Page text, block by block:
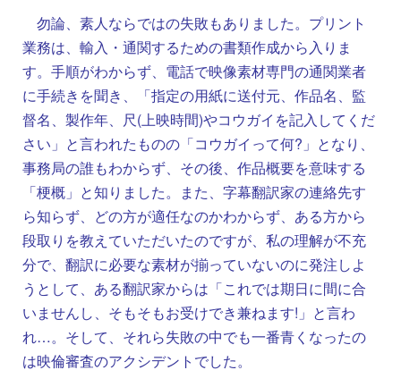
勿論、素人ならではの失敗もありました。プリント
業務は、輸入・通関するための書類作成から入りま
す。手順がわからず、電話で映像素材専門の通関業者
に手続きを聞き、「指定の用紙に送付元、作品名、監
督名、製作年、尺(上映時間)やコウガイを記入してくだ
さい」と言われたものの「コウガイって何?」となり、
事務局の誰もわからず、その後、作品概要を意味する
「梗概」と知りました。また、字幕翻訳家の連絡先す
ら知らず、どの方が適任なのかわからず、ある方から
段取りを教えていただいたのですが、私の理解が不充
分で、翻訳に必要な素材が揃っていないのに発注しよ
うとして、ある翻訳家からは「これでは期日に間に合
いませんし、そもそもお受けでき兼ねます!」と言わ
れ…。そして、それら失敗の中でも一番青くなったの
は映倫審査のアクシデントでした。